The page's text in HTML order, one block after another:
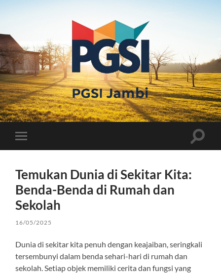
PGSI
JAMBI
Toggle
mobile
Toggle
Temukan Dunia di Sekitar Kita:
Benda-Benda di Rumah dan
Sekolah
16/05/2025
Dunia di sekitar kita penuh dengan keajaiban, seringkali
tersembunyi dalam benda sehari-hari di rumah dan
sekolah. Setiap objek memiliki cerita dan fungsi yang